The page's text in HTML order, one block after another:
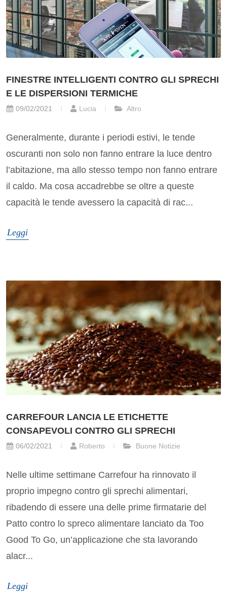
FINESTRE INTELLIGENTI CONTRO GLI SPRECHI
E LE DISPERSIONI TERMICHE
09/02/2021 Lucia Altro
Generalmente, durante i periodi estivi, le tende
oscuranti non solo non fanno entrare la luce dentro
l’abitazione, ma allo stesso tempo non fanno entrare
il caldo. Ma cosa accadrebbe se oltre a queste
capacità le tende avessero la capacità di rac...
Leggi
CARREFOUR LANCIA LE ETICHETTE
CONSAPEVOLI CONTRO GLI SPRECHI
06/02/2021 Roberto Buone Notizie
Nelle ultime settimane Carrefour ha rinnovato il
proprio impegno contro gli sprechi alimentari,
ribadendo di essere una delle prime firmatarie del
Patto contro lo spreco alimentare lanciato da Too
Good To Go, un’applicazione che sta lavorando
alacr...
Leggi